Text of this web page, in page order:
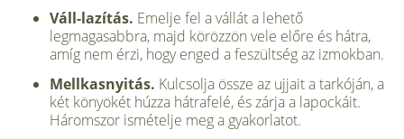
Váll-lazítás. Emelje fel a vállát a lehető
legmagasabbra, majd körözzön vele előre és hátra,
amíg nem érzi, hogy enged a feszültség az izmokban.
Mellkasnyitás. Kulcsolja össze az ujjait a tarkóján, a
két könyökét húzza hátrafelé, és zárja a lapockáit.
Háromszor ismételje meg a gyakorlatot.